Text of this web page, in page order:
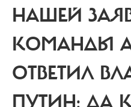
НАШЕЙ
КОМАНДЫ
ОТВЕТИЛ